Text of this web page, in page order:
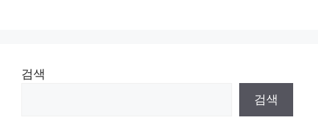
검색
검색